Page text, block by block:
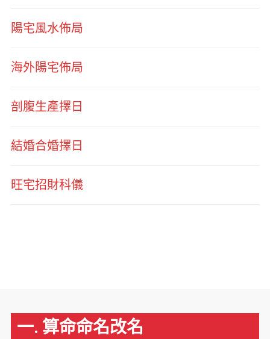
陽宅風水佈局
海外陽宅佈局
剖腹生產擇日
結婚合婚擇日
旺宅招財科儀
一. 算命命名改名